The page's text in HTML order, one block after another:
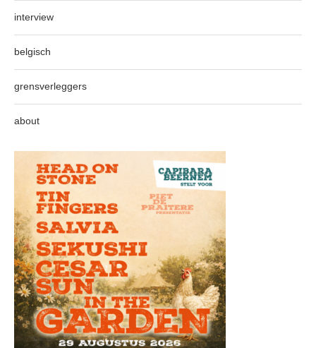
interview
belgisch
grensverleggers
about